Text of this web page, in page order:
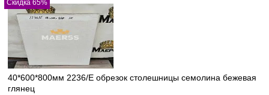
Скидка 65%
40*600*800мм 2236/E обрезок столешницы семолина бежевая
глянец